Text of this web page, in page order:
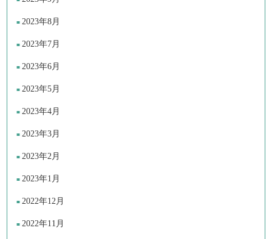
2023年8月
2023年7月
2023年6月
2023年5月
2023年4月
2023年3月
2023年2月
2023年1月
2022年12月
2022年11月